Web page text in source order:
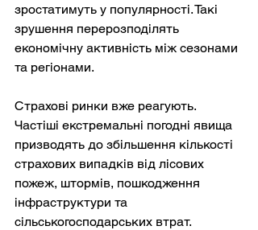
зростатимуть у популярності. Такі
зрушення перерозподілять
економічну активність між сезонами
та регіонами.
Страхові ринки вже реагують.
Частіші екстремальні погодні явища
призводять до збільшення кількості
страхових випадків від лісових
пожеж, штормів, пошкодження
інфраструктури та
сільськогосподарських втрат.